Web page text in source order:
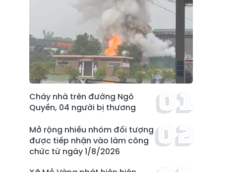
Cháy nhà trên đường Ngô
Quyền, 04 người bị thương
Mở rộng nhiều nhóm đối tượng
được tiếp nhận vào làm công
chức từ ngày 1/8/2026